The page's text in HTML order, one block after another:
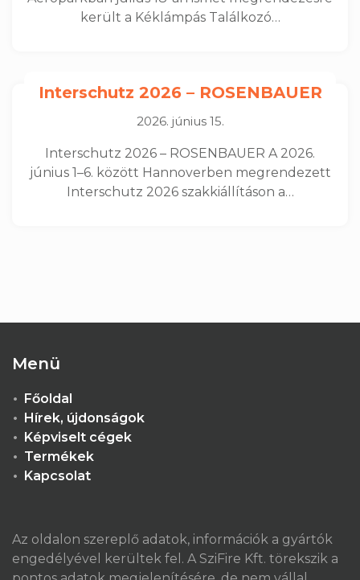
került a Kéklámpás Találkozó…
Interschutz 2026 – ROSENBAUER
2026. június 15.
Interschutz 2026 – ROSENBAUER A 2026.
június 1–6. között Hannoverben megrendezett
Interschutz 2026 szakkiállításon a…
Menü
Főoldal
Hírek, újdonságok
Képviselt cégek
Termékek
Kapcsolat
Az oldalon szereplő adatok, információk a gyártók
engedélyével kerültek fel. A SziFire Kft. törekszik a